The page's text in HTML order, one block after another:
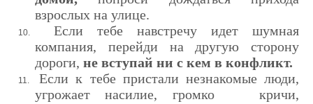
взрослых на улице.
10.
Если тебе навстречу идет шумная
компания, перейди на другую сторону
дороги, не вступай ни с кем в конфликт.
11.
Если к тебе пристали незнакомые люди,
угрожает насилие, громко кричи,